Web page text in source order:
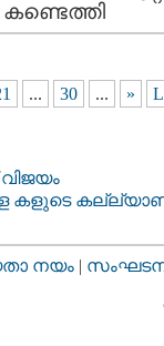
... 30 ... »
വിജയം
കളുടെ
നയം |